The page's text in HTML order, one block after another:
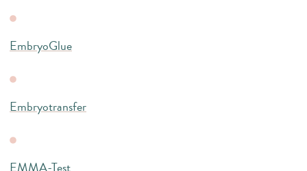
EmbryoGlue
Embryotransfer